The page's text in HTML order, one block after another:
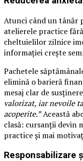
Atunci când un tânăr
atelierele practice
cheltuielilor zilnice
informației crește
Pachetele
elimină o barieră
mesaj clar de
valorizat, iar nevoile
acoperite.”Această
clasă: cursanții devin
practice și mai
Responsabilizare